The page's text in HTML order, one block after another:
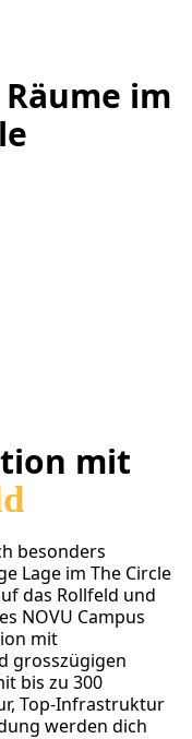
im
mit
besonders
Lage im The Circle
das Rollfeld und
NOVU Campus
mit
grosszügigen
bis zu 300
Top-Infrastruktur
werden dich